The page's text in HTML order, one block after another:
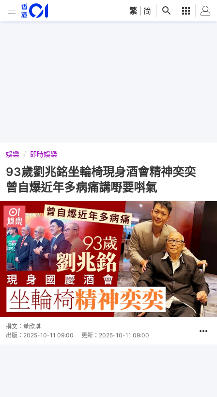
繁 简
娛樂 即時娛樂
93歲劉兆銘坐輪椅現身酒會精神奕奕
曾自爆近年多病痛講嘢要唞氣
撰文： 董欣琪
出版： 2025-10-11 09:00 更新： 2025-10-11 09:00